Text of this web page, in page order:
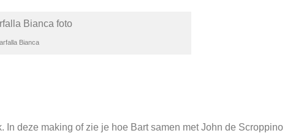
Bianca
In deze making of zie je hoe Bart samen met John de Scroppino